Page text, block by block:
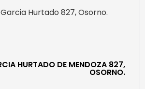
Hurtado 827, Osorno.
HURTADO DE MENDOZA 827,
OSORNO.